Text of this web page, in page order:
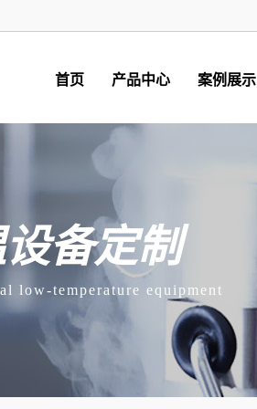
首页 产品中心 案例展示
备定制
low-temperature equipment